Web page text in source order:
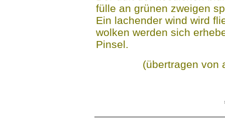
fülle an grünen zweigen
Ein lachender wind wird
wolken werden sich
Pinsel.
(übertragen von